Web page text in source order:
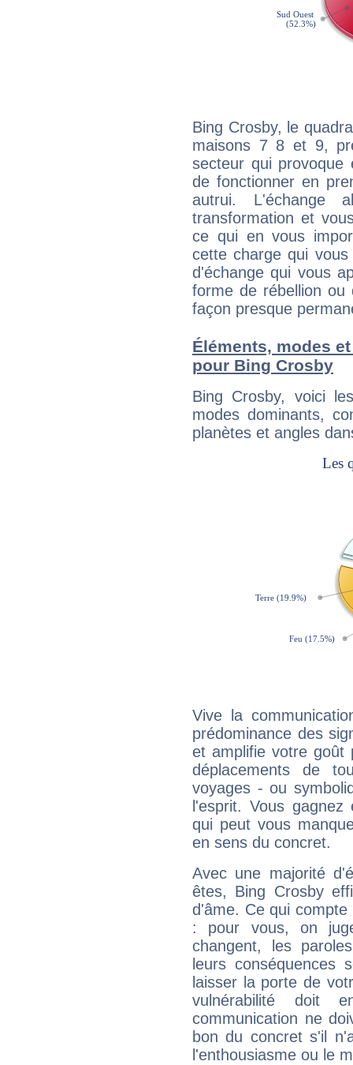
Bing Crosby, le
maisons 7 8 et 9,
secteur qui provoque
de fonctionner en
autrui. L'échange
transformation et
ce qui en vous
cette charge qui
d'échange qui vous
forme de rébellion ou
façon presque
Éléments, modes
pour Bing Crosby
Bing Crosby, voici
modes dominants,
planètes et angles
Vive la
prédominance des
et amplifie votre goût
déplacements de
voyages - ou
l'esprit. Vous
qui peut vous
en sens du concret.
Avec une majorité
êtes, Bing Crosby
d'âme. Ce qui
: pour vous, on
changent, les
leurs conséquences
laisser la porte de
vulnérabilité doit
communication ne
bon du concret s'il
l'enthousiasme ou le